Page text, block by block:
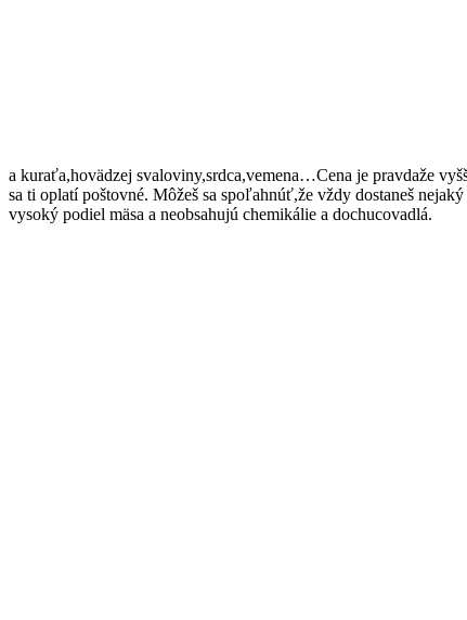
a kuraťa,hovädzej svaloviny,srdca,vemena…Cena je pravdaže
sa ti oplatí poštovné. Môžeš sa spoľahnúť,že vždy dostaneš nejaký
vysoký podiel mäsa a neobsahujú chemikálie a dochucovadlá.